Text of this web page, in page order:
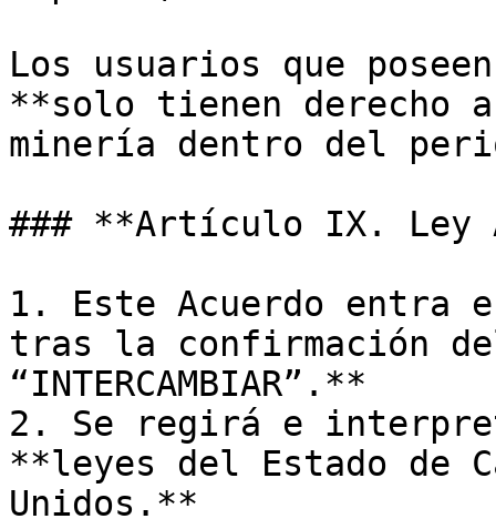
Los usuarios que
**solo tienen derecho
minería dentro del
### **Artículo IX. Ley
1. Este Acuerdo entra
tras la confirmación
“INTERCAMBIAR”.**
2. Se regirá e
**leyes del Estado de
Unidos.**